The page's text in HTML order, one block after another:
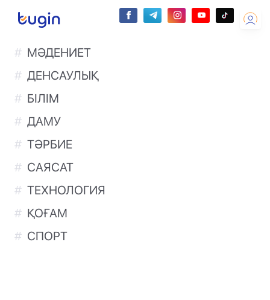
МӘДЕНИЕТ
ДЕНСАУЛЫҚ
БІЛІМ
ДАМУ
ТӘРБИЕ
САЯСАТ
ТЕХНОЛОГИЯ
ҚОҒАМ
СПОРТ